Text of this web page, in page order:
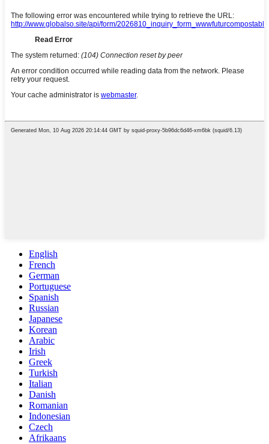
English
French
German
Portuguese
Spanish
Russian
Japanese
Korean
Arabic
Irish
Greek
Turkish
Italian
Danish
Romanian
Indonesian
Czech
Afrikaans